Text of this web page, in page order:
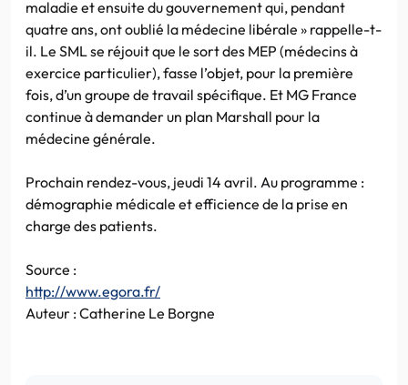
maladie et ensuite du gouvernement qui, pendant
quatre ans, ont oublié la médecine libérale » rappelle-t-
il. Le SML se réjouit que le sort des MEP (médecins à
exercice particulier), fasse l’objet, pour la première
fois, d’un groupe de travail spécifique. Et MG France
continue à demander un plan Marshall pour la
médecine générale.
Prochain rendez-vous, jeudi 14 avril. Au programme :
démographie médicale et efficience de la prise en
charge des patients.
Source :
http://www.egora.fr/
Auteur : Catherine Le Borgne